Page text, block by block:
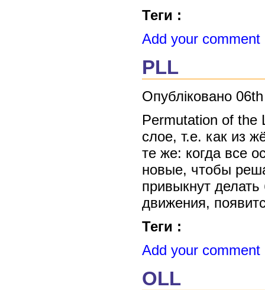
Теги :
Add your comment
PLL
Опубліковано
Permutation of the
слое, т.е. как из
те же: когда все
новые, чтобы
привыкнут
движения,
Теги :
Add your comment
OLL